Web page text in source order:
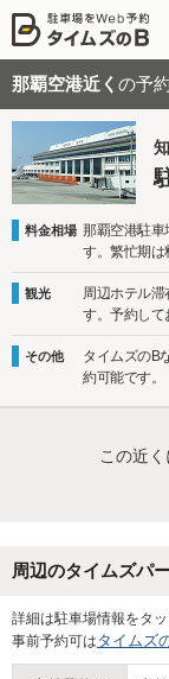
那覇空港近く の予
料金相場 那覇空港駐車
す。繁忙期は
観光
周辺ホテル滞
す。予約して
その他
タイムズのB
約可能です。
この近
周辺のタイムズパ
詳細は駐車場情報をタ
事前予約可はタイムズ